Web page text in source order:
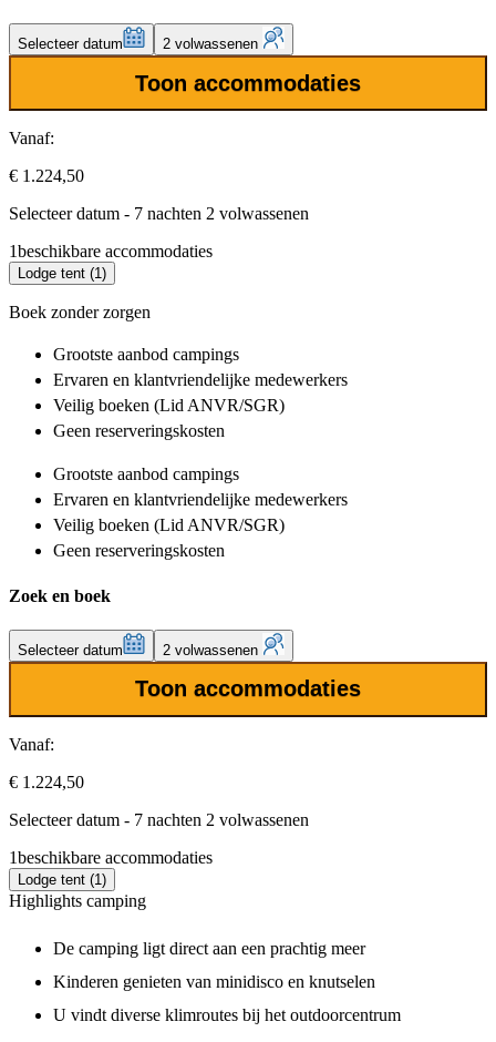
Selecteer datum 2 volwassenen
Toon accommodaties
Vanaf:
€ 1.224,50
Selecteer datum - 7 nachten 2 volwassenen
1beschikbare accommodaties
Lodge tent (1)
Boek zonder zorgen
Grootste aanbod campings
Ervaren en klantvriendelijke medewerkers
Veilig boeken (Lid ANVR/SGR)
Geen reserveringskosten
Grootste aanbod campings
Ervaren en klantvriendelijke medewerkers
Veilig boeken (Lid ANVR/SGR)
Geen reserveringskosten
Zoek en boek
Selecteer datum 2 volwassenen
Toon accommodaties
Vanaf:
€ 1.224,50
Selecteer datum - 7 nachten 2 volwassenen
1beschikbare accommodaties
Lodge tent (1)
Highlights camping
De camping ligt direct aan een prachtig meer
Kinderen genieten van minidisco en knutselen
U vindt diverse klimroutes bij het outdoorcentrum